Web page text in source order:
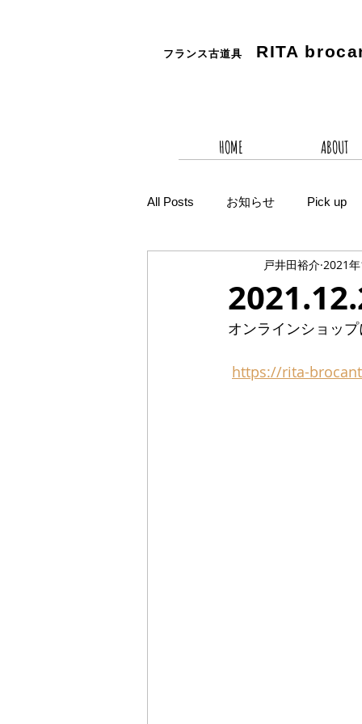
フランス古道具 RITA
HOME ABOUT
All Posts お知らせ Pick up
戸井田裕介 2021
オンラインショッ
https://rita-